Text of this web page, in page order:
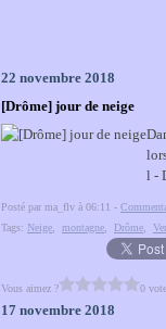
22 novembre 2018
[Drôme] jour de neige
l -
Posté par ma_flv à 06:11 -
Tags: Neige montagne Drôme
Vous aimez ? 0 vote
17 novembre 2018